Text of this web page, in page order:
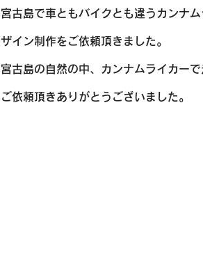
宮古島で車ともバイクとも違うカンナ
ザイン制作をご依頼頂きました。
宮古島の自然の中、カンナムライカー
ご依頼頂きありがとうございました。